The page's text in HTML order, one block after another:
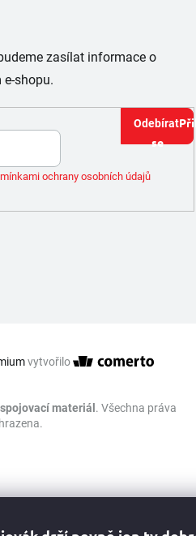
zasílat informace o
shopu.
ochrany osobních údajů
se
vytvořilo
materiál . Všechna práva